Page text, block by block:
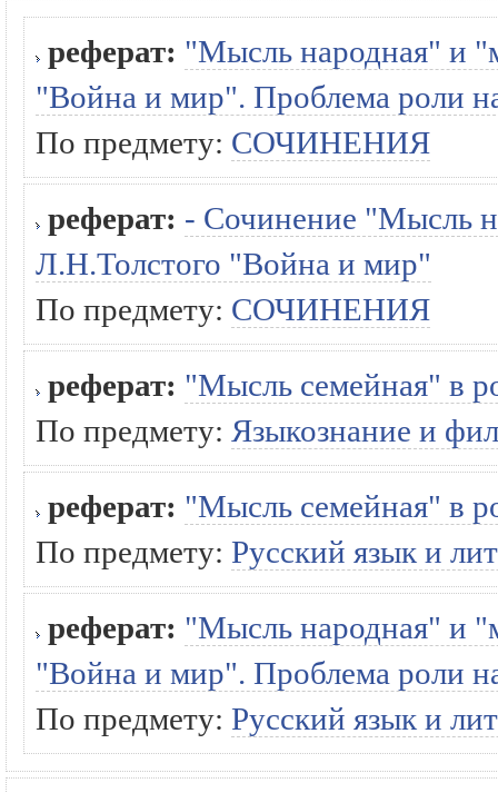
реферат: "Мысль народная" и
"Война и мир". Проблема роли
По предмету: СОЧИНЕНИЯ
реферат: - Сочинение "Мысль
Л.Н.Толстого "Война и мир"
По предмету: СОЧИНЕНИЯ
реферат: "Мысль семейная" в
По предмету: Языкознание и
реферат: "Мысль семейная" в
По предмету: Русский язык и
реферат: "Мысль народная" и
"Война и мир". Проблема роли
По предмету: Русский язык и